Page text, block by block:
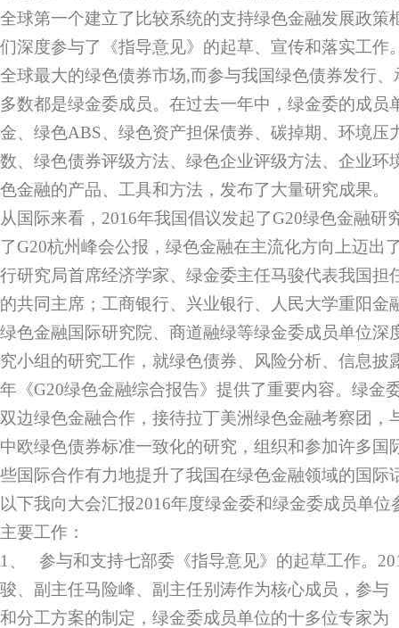
全球第一个建立了比较系统的支持绿色金融发展政策
们深度参与了《指导意见》的起草、宣传和落实工作
全球最大的绿色债券市场,而参与我国绿色债券发行
多数都是绿金委成员。在过去一年中，绿金委的成员
金、绿色ABS、绿色资产担保债券、碳掉期、环境压
数、绿色债券评级方法、绿色企业评级方法、企业环
色金融的产品、工具和方法，发布了大量研究成果。
从国际来看，2016年我国倡议发起了G20绿色金融研
了G20杭州峰会公报，绿色金融在主流化方向上迈出
行研究局首席经济学家、绿金委主任马骏代表我国担
的共同主席；工商银行、兴业银行、人民大学重阳金
绿色金融国际研究院、商道融绿等绿金委成员单位深
究小组的研究工作，就绿色债券、风险分析、信息披
年《G20绿色金融综合报告》提供了重要内容。绿金
双边绿色金融合作，接待拉丁美洲绿色金融考察团，
中欧绿色债券标准一致化的研究，组织和参加许多国
些国际合作有力地提升了我国在绿色金融领域的国际
以下我向大会汇报2016年度绿金委和绿金委成员单
主要工作：
1、 参与和支持七部委《指导意见》的起草工作。
骏、副主任马险峰、副主任别涛作为核心成员，参与
和分工方案的制定，绿金委成员单位的十多位专家为